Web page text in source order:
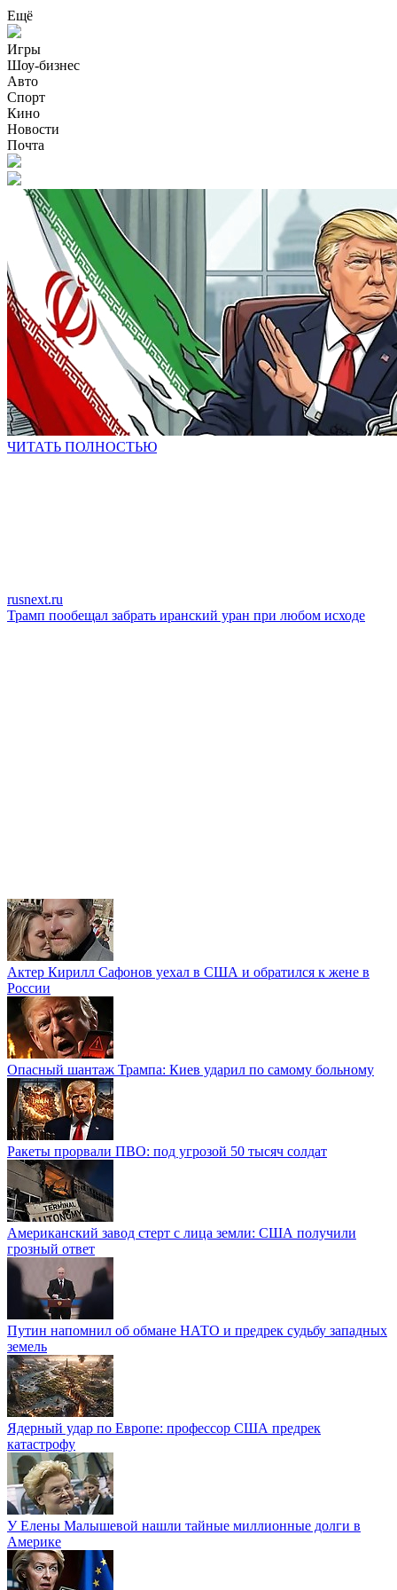
Ещё
Игры
Шоу-бизнес
Авто
Спорт
Кино
Новости
Почта
ЧИТАТЬ ПОЛНОСТЬЮ
rusnext.ru
Трамп пообещал забрать иранский уран при любом исходе
Актер Кирилл Сафонов уехал в США и обратился к жене в
России
Опасный шантаж Трампа: Киев ударил по самому больному
Ракеты прорвали ПВО: под угрозой 50 тысяч солдат
Американский завод стерт с лица земли: США получили
грозный ответ
Путин напомнил об обмане НАТО и предрек судьбу западных
земель
Ядерный удар по Европе: профессор США предрек
катастрофу
У Елены Малышевой нашли тайные миллионные долги в
Америке